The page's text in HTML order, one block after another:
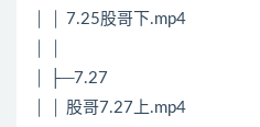
│ │ 7.25股哥下.mp4
│ ├─7.27
│ │ 股哥7.27上.mp4